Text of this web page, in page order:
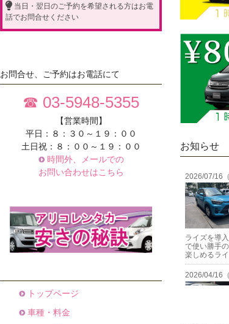
当日・翌日のご予約を希望される方はお電
話でお問合せください
お知らせ
お問合せ、ご予約はお電話にて
☎ 03-5948-5355
【営業時間】
平日：８：３０～１９：００
土日祝：８：００～１９：００
時間外、メールでの
お問い合わせはこちら
トップページ
車種・料金